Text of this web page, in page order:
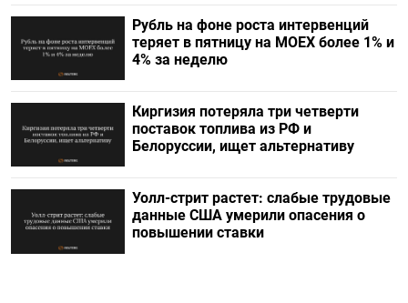
Рубль на фоне роста интервенций
теряет в пятницу на МОЕХ более 1% и
4% за неделю
Киргизия потеряла три четверти
поставок топлива из РФ и
Белоруссии, ищет альтернативу
Уолл-стрит растет: слабые трудовые
данные США умерили опасения о
повышении ставки